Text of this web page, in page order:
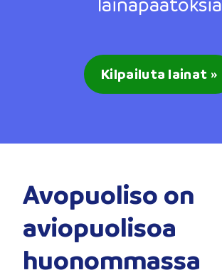
Kilpailuta lainat »
Avopuoliso on
aviopuolisoa
huonommassa